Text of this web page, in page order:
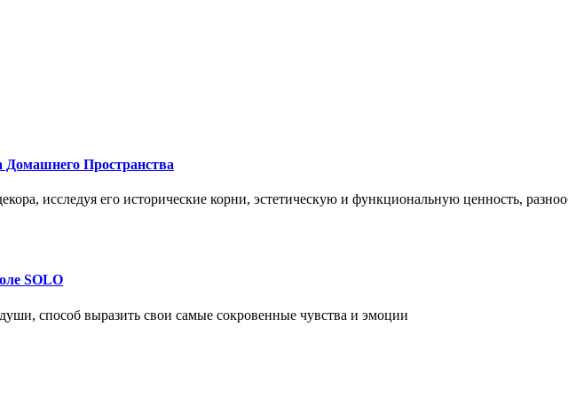
Пространства
исследуя его исторические корни, эстетическую и функциональную ценность,
SOLO
способ выразить свои самые сокровенные чувства и эмоции